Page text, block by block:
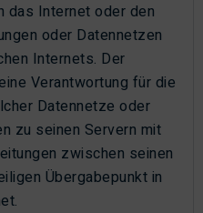
das Internet oder den
oder Datennetzen
Internets. Der
Verantwortung für die
Datennetze oder
zu seinen Servern mit
zwischen seinen
Übergabepunkt in